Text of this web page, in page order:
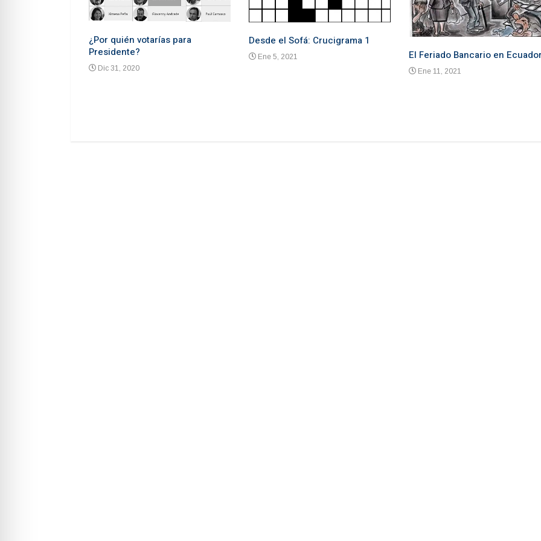
¿Por quién votarías para
Presidente?
Dic 31, 2020
Desde el Sofá: Crucigrama 1
Ene 5, 2021 El Feriado Bancario en Ecuador
Ene 11, 2021